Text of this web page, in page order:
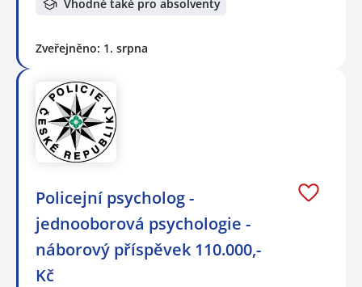
Vhodné také pro absolventy
Zveřejněno: 1. srpna
Policejní psycholog -
jednooborová psychologie -
náborový příspěvek 110.000,-
Kč